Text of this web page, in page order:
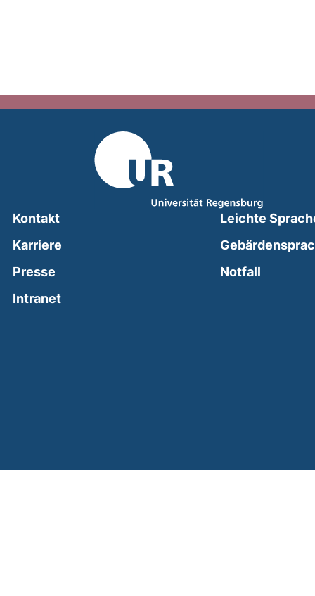
Kontakt
Karriere
Presse
Intranet(external link, opens in a new window)
Leichte
Notfall